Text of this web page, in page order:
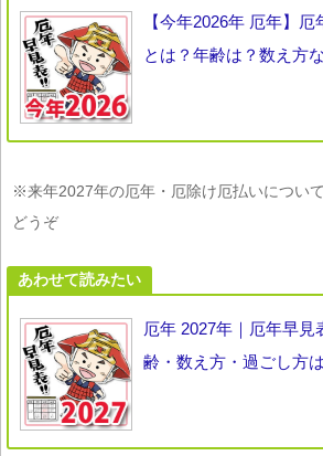
【今年2026年 厄年】
とは？年齢は？数え方
※来年2027年の厄年・厄除け厄払いについ
どうぞ
あわせて読みたい
厄年 2027年｜厄年早見
齢・数え方・過ごし方